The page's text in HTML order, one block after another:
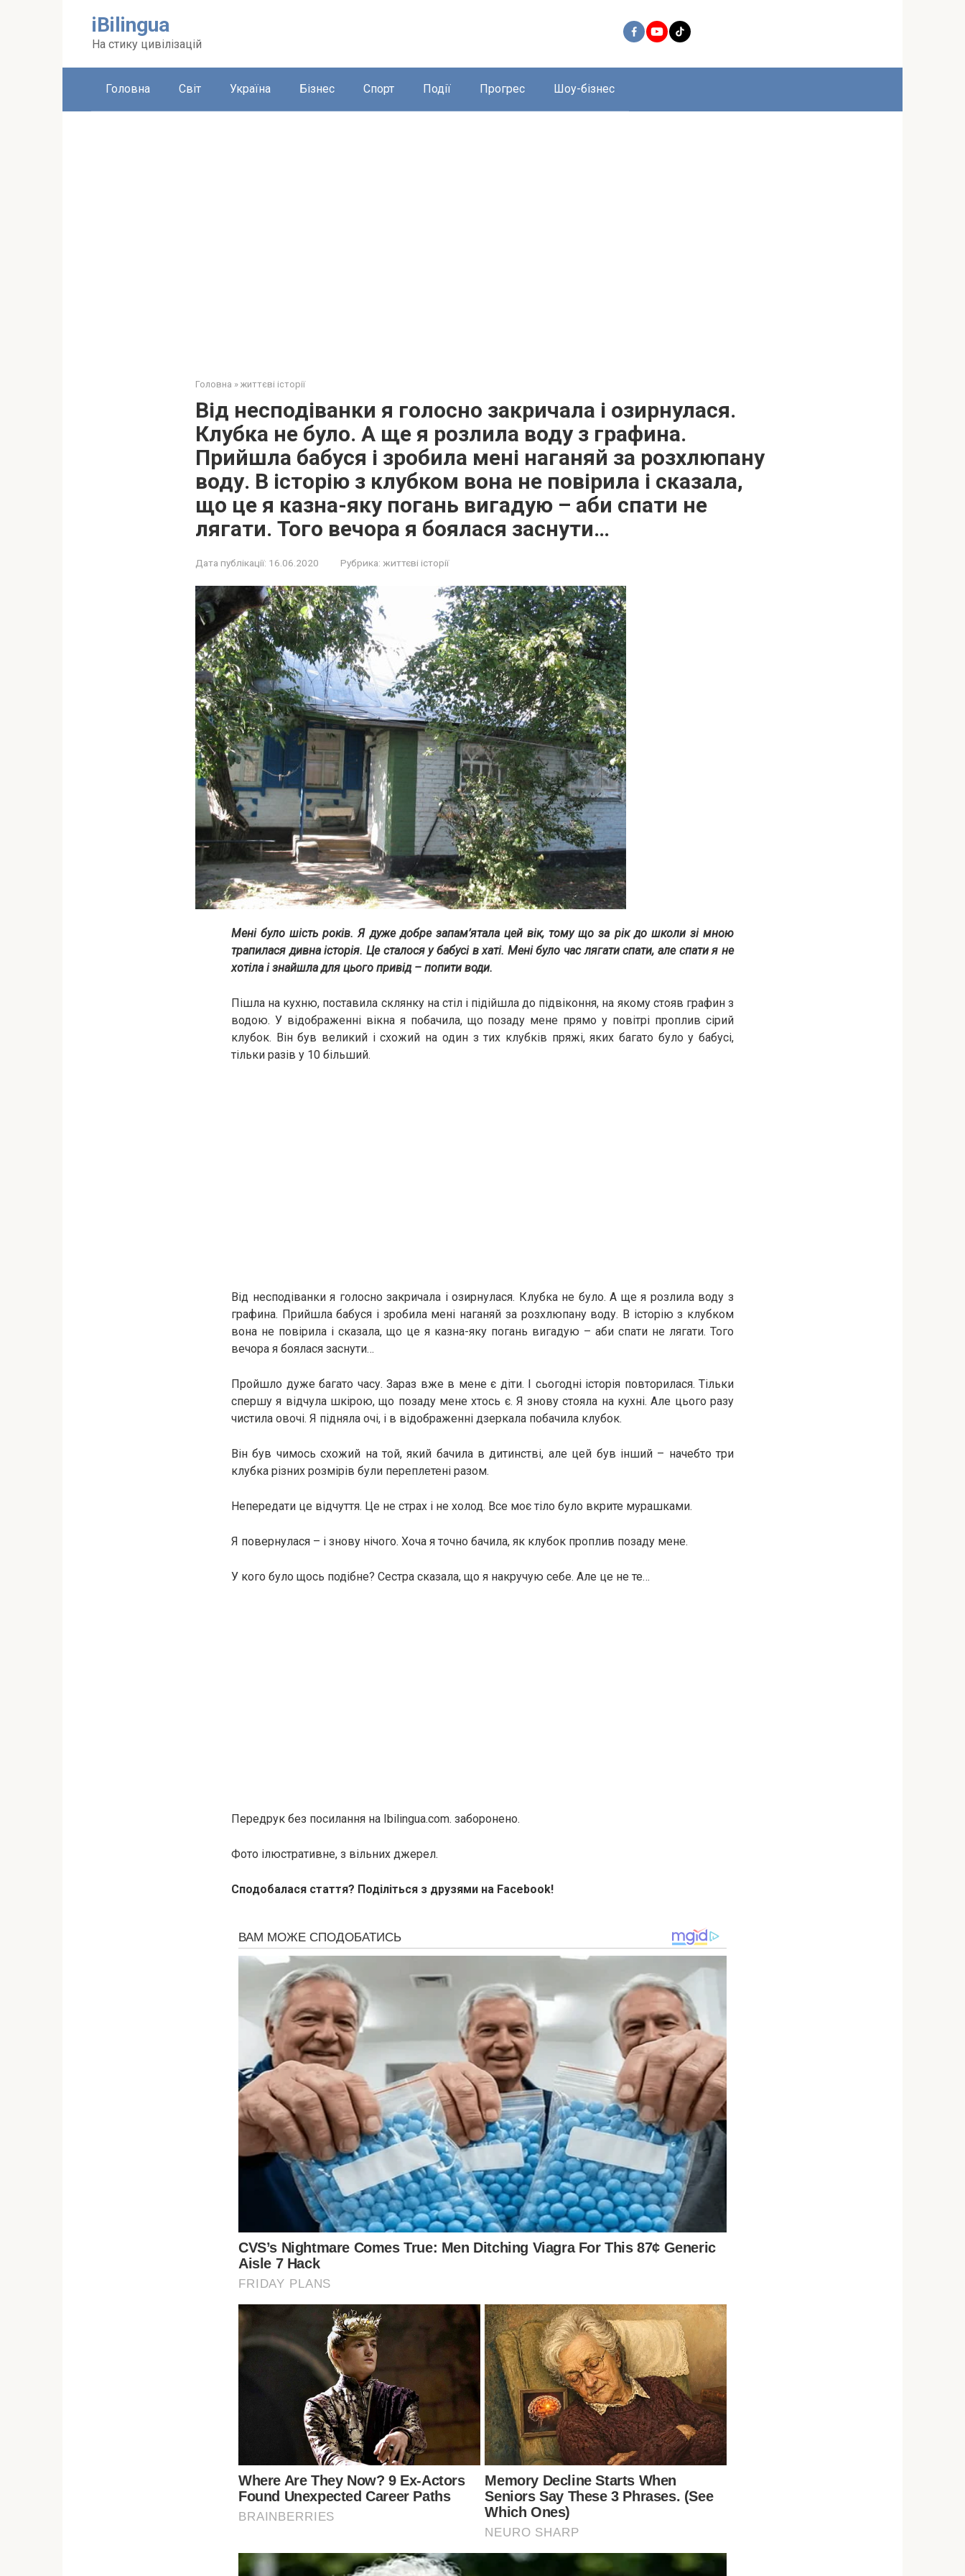
iBilingua
На стику цивілізацій
Головна Світ Україна Бізнес Спорт Події Прогрес Шоу-бізнес
Головна » життєві історії
Від несподіванки я голосно закричала і озирнулася.
Клубка не було. А ще я розлила воду з графина.
Прийшла бабуся і зробила мені наганяй за розхлюпану
воду. В історію з клубком вона не повірила і сказала,
що це я казна-яку погань вигадую – аби спати не
лягати. Того вечора я боялася заснути…
Дата публікації: 16.06.2020 Рубрика: життєві історії
Мені було шість років. Я дуже добре запам’ятала цей вік, тому що за рік до школи зі мною
трапилася дивна історія. Це сталося у бабусі в хаті. Мені було час лягати спати, але спати я не
хотіла і знайшла для цього привід – попити води.
Пішла на кухню, поставила склянку на стіл і підійшла до підвіконня, на якому стояв графин з
водою. У відображенні вікна я побачила, що позаду мене прямо у повітрі проплив сірий
клубок. Він був великий і схожий на один з тих клубків пряжі, яких багато було у бабусі,
тільки разів у 10 більший.
Від несподіванки я голосно закричала і озирнулася. Клубка не було. А ще я розлила воду з
графина. Прийшла бабуся і зробила мені наганяй за розхлюпану воду. В історію з клубком
вона не повірила і сказала, що це я казна-яку погань вигадую – аби спати не лягати. Того
вечора я боялася заснути…
Пройшло дуже багато часу. Зараз вже в мене є діти. І сьогодні історія повторилася. Тільки
спершу я відчула шкірою, що позаду мене хтось є. Я знову стояла на кухні. Але цього разу
чистила овочі. Я підняла очі, і в відображенні дзеркала побачила клубок.
Він був чимось схожий на той, який бачила в дитинстві, але цей був інший – начебто три
клубка різних розмірів були переплетені разом.
Непередати це відчуття. Це не страх і не холод. Все моє тіло було вкрите мурашками.
Я повернулася – і знову нічого. Хоча я точно бачила, як клубок проплив позаду мене.
У кого було щось подібне? Сестра сказала, що я накручую себе. Але це не те…
Передрук без посилання на Ibilingua.com. заборонено.
Фото ілюстративне, з вільних джерел.
Сподобалася стаття? Поділіться з друзями на Facebook!